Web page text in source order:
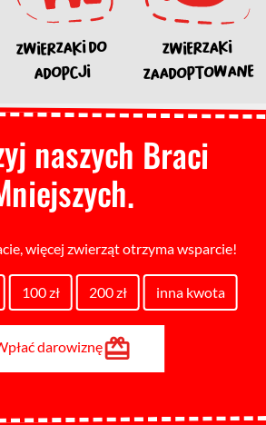
ZWIERZAKI DO
ADOPCJI
ZWIERZAKI
ZAADOPTOWANE
naszych Braci
więcej zwierząt otrzyma wsparcie!
100 zł 200 zł inna kwota
darowiznę